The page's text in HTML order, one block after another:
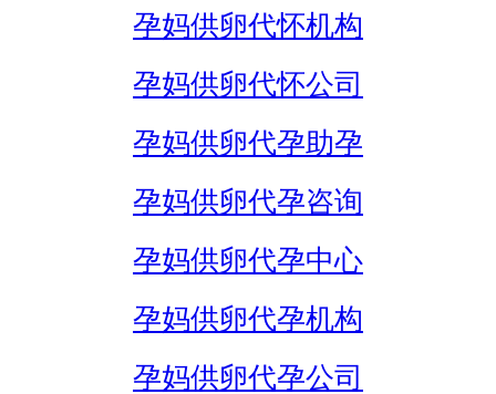
孕妈供卵代怀机构
孕妈供卵代怀公司
孕妈供卵代孕助孕
孕妈供卵代孕咨询
孕妈供卵代孕中心
孕妈供卵代孕机构
孕妈供卵代孕公司